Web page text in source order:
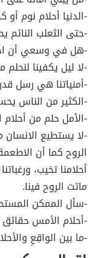
-الدنيا أحلام نوم
-حتى الثعلب
-هل في وسعي أن
-لا ليل يكفينا لنحلم
-أمنياتنا هي رسل
-الكثير من الناس
-الأمل حلم من أحلام
-لا يستطيع الانسان
الروح كما أن
أحلامنا تخيب،
ماتت الروح فينا.
-سأل الممكن
-أحلام الأمس حقائق
-ما بين الواقِعِ